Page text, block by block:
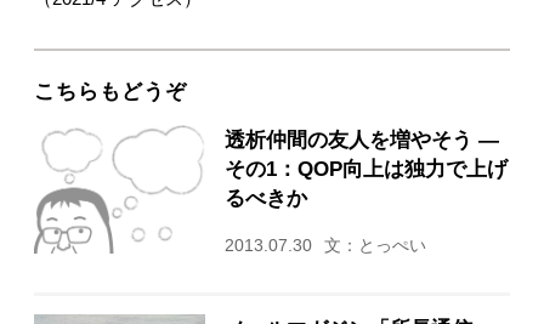
こちらもどうぞ
透析仲間の友人を増やそう ―
その1：QOP向上は独力で上げ
るべきか
2013.07.30 文：とっぺい